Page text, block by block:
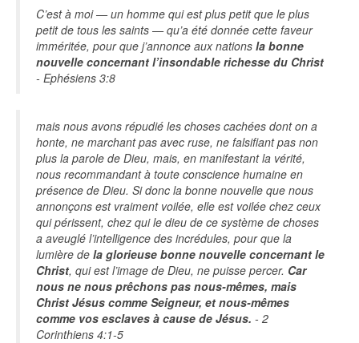
C’est à moi — un homme qui est plus petit que le plus
petit de tous les saints — qu’a été donnée cette faveur
imméritée, pour que j’annonce aux nations la bonne
nouvelle concernant l’insondable richesse du Christ
- Ephésiens 3:8
mais nous avons répudié les choses cachées dont on a
honte, ne marchant pas avec ruse, ne falsifiant pas non
plus la parole de Dieu, mais, en manifestant la vérité,
nous recommandant à toute conscience humaine en
présence de Dieu. Si donc la bonne nouvelle que nous
annonçons est vraiment voilée, elle est voilée chez ceux
qui périssent, chez qui le dieu de ce système de choses
a aveuglé l’intelligence des incrédules, pour que la
lumière de la glorieuse bonne nouvelle concernant le
Christ, qui est l’image de Dieu, ne puisse percer. Car
nous ne nous prêchons pas nous-mêmes, mais
Christ Jésus comme Seigneur, et nous-mêmes
comme vos esclaves à cause de Jésus. - 2
Corinthiens 4:1-5